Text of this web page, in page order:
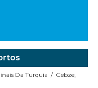
Da Turquia / Gebze,